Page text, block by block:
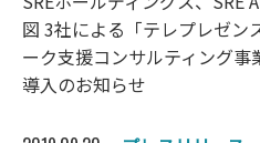
図 3社による「テレプレゼン
ーク支援コンサルティング
導入のお知らせ